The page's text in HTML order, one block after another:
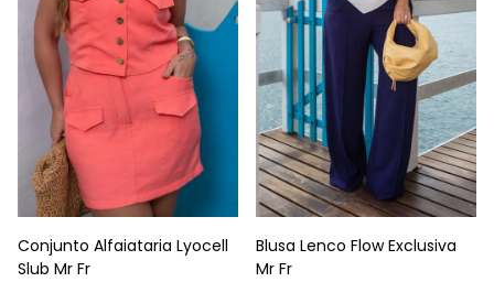
Conjunto Alfaiataria Lyocell
Slub Mr Fr
Blusa Lenco Flow Exclusiva
Mr Fr